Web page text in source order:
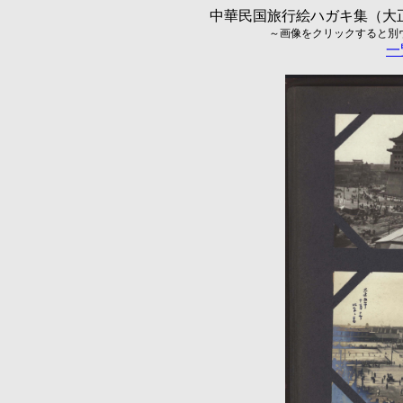
中華民国旅行絵ハガキ集（
～画像をクリックすると
一